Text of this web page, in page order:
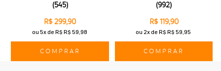
(545)
R$ 299,90
ou 5xde R$ R$ 59,98
COMPRAR
(992)
R$ 119,90
ou 2xde R$ R$ 59,95
COMPRAR